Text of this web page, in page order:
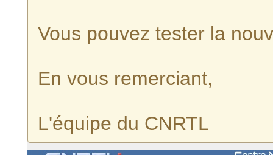
Vous pouvez tester la
En vous remerciant,
L'équipe du CNRTL